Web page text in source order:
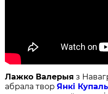
Лажко Валерыя з
абрала творЯнкі